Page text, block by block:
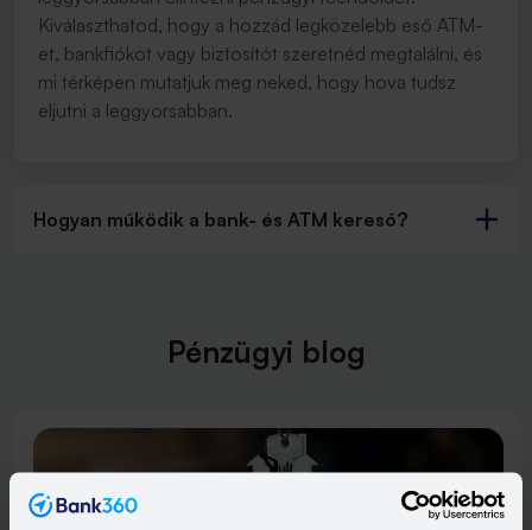
Kiválaszthatod, hogy a hozzád legközelebb eső ATM-
et, bankfiókot vagy biztosítót szeretnéd megtalálni, és
mi térképen mutatjuk meg neked, hogy hova tudsz
eljutni a leggyorsabban.
Hogyan működik a bank- és ATM kereső?
Pénzügyi blog